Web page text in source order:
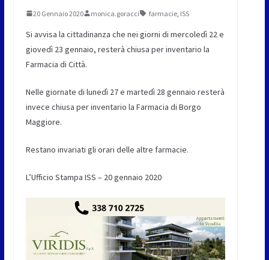
20 Gennaio 2020 monica.goracci farmacie, ISS
Si avvisa la cittadinanza che nei giorni di mercoledì 22 e
giovedì 23 gennaio, resterà chiusa per inventario la
Farmacia di Città.
Nelle giornate di lunedì 27 e martedì 28 gennaio resterà
invece chiusa per inventario la Farmacia di Borgo
Maggiore.
Restano invariati gli orari delle altre farmacie.
L’Ufficio Stampa ISS – 20 gennaio 2020